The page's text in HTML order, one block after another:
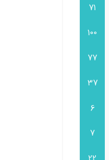
71
100
77
37
6
7